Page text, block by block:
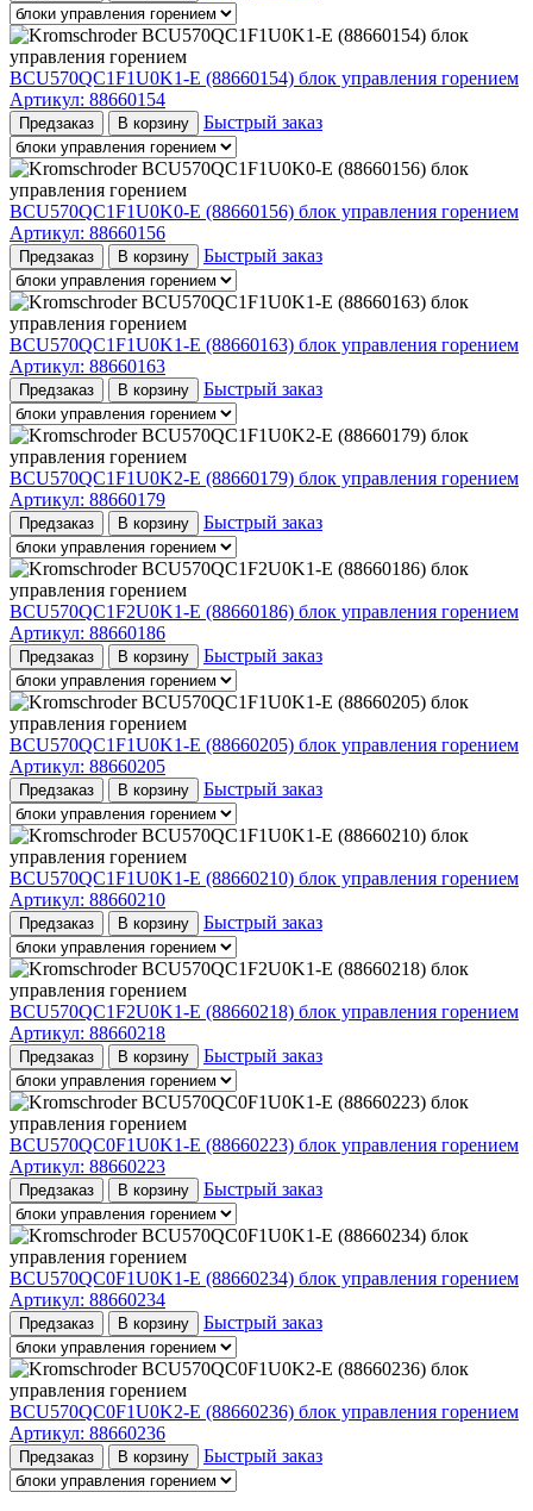
BCU570QC1F1U0K1-E (88660154) блок управления горением
Артикул: 88660154
Предзаказ В корзину Быстрый заказ
BCU570QC1F1U0K0-E (88660156) блок управления горением
Артикул: 88660156
Предзаказ В корзину Быстрый заказ
BCU570QC1F1U0K1-E (88660163) блок управления горением
Артикул: 88660163
Предзаказ В корзину Быстрый заказ
BCU570QC1F1U0K2-E (88660179) блок управления горением
Артикул: 88660179
Предзаказ В корзину Быстрый заказ
BCU570QC1F2U0K1-E (88660186) блок управления горением
Артикул: 88660186
Предзаказ В корзину Быстрый заказ
BCU570QC1F1U0K1-E (88660205) блок управления горением
Артикул: 88660205
Предзаказ В корзину Быстрый заказ
BCU570QC1F1U0K1-E (88660210) блок управления горением
Артикул: 88660210
Предзаказ В корзину Быстрый заказ
BCU570QC1F2U0K1-E (88660218) блок управления горением
Артикул: 88660218
Предзаказ В корзину Быстрый заказ
BCU570QC0F1U0K1-E (88660223) блок управления горением
Артикул: 88660223
Предзаказ В корзину Быстрый заказ
BCU570QC0F1U0K1-E (88660234) блок управления горением
Артикул: 88660234
Предзаказ В корзину Быстрый заказ
BCU570QC0F1U0K2-E (88660236) блок управления горением
Артикул: 88660236
Предзаказ В корзину Быстрый заказ